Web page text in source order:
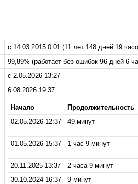
с 14.03.2015 0:01 (11 лет 148 дней 19
99,89% (работает без ошибок 96 дней 6
с 2.05.2026 13:27
6.08.2026 19:37
Начало Продолжительность
02.05.2026 12:37
49 минут
01.05.2026 15:37
1 час 9 минут
20.11.2025 13:37
2 часа 9 минут
30.10.2024 16:37
9 минут